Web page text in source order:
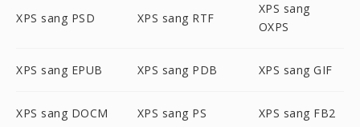
XPS sang PSD XPS sang RTF
XPS sang
OXPS
XPS sang EPUB XPS sang PDB XPS sang GIF
XPS sang DOCM XPS sang PS XPS sang FB2